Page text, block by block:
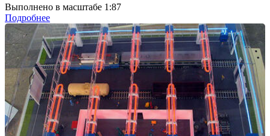
Выполнено в масштабе 1:87
Подробнее